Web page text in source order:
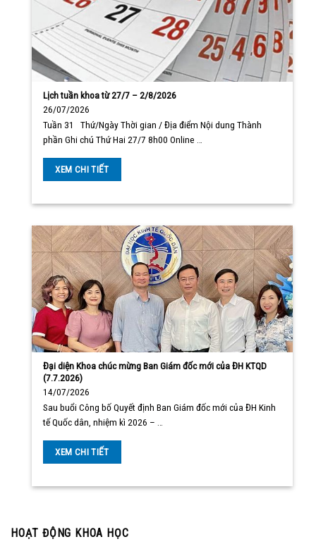
Lịch tuần khoa từ 27/7 – 2/8/2026
26/07/2026
Tuần 31 Thứ/Ngày Thời gian / Địa điểm Nội dung Thành
phần Ghi chú Thứ Hai 27/7 8h00 Online …
XEM CHI TIẾT
Đại diện Khoa chúc mừng Ban Giám đốc mới của ĐH KTQD
(7.7.2026)
14/07/2026
Sau buổi Công bố Quyết định Ban Giám đốc mới của ĐH Kinh
tế Quốc dân, nhiệm kì 2026 – …
XEM CHI TIẾT
HOẠT ĐỘNG KHOA HỌC